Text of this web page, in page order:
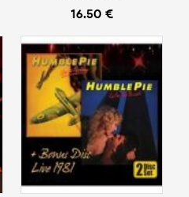
16.50 €